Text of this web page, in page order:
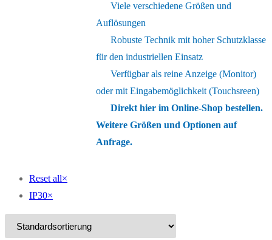
Viele verschiedene Größen und
Auflösungen
Robuste Technik mit hoher Schutzklasse
für den industriellen Einsatz
Verfügbar als reine Anzeige (Monitor)
oder mit Eingabemöglichkeit (Touchsreen)
Direkt hier im Online-Shop bestellen.
Weitere Größen und Optionen auf
Anfrage.
Reset all×
IP30×